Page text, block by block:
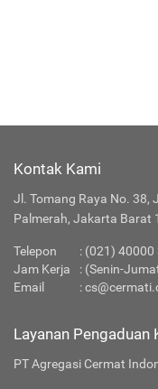
Kontak Kami
Jl. Tomang Raya No. 38,
Palmerah, Jakarta Barat
Telepon : (021) 40000
Jam Kerja
: (Senin-
Email
:
Layanan Pengaduan
PT Agregasi Cermat